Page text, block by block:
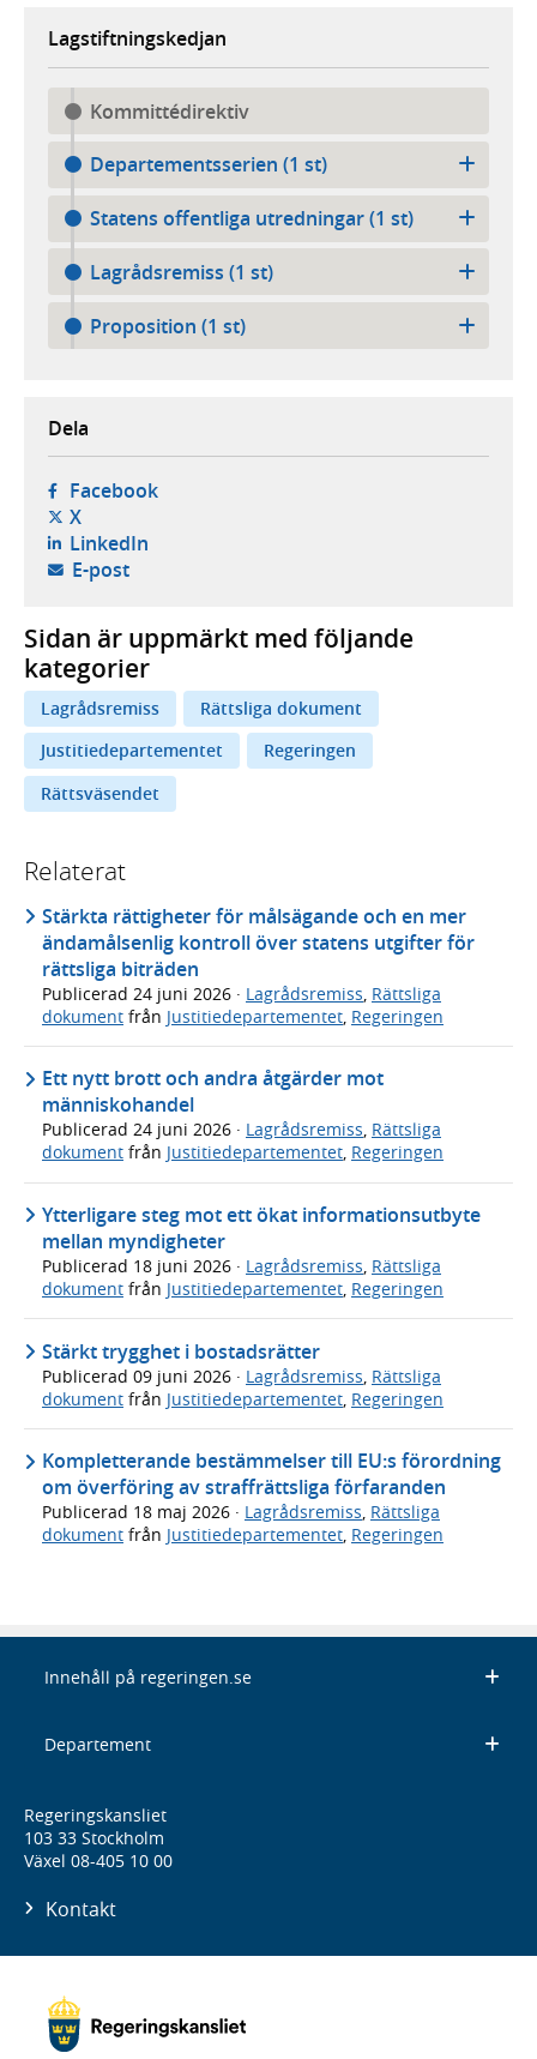
Lagstiftningskedjan
Kommittédirektiv
Departementsserien (1 st)
Statens offentliga utredningar (1 st)
Lagrådsremiss (1 st)
Proposition (1 st)
Dela
Facebook- öppnas i ny flik, extern webbplats,
X- öppnas i ny flik, extern webbplats,
LinkedIn- öppnas i ny flik, extern webbplats,
E-post- öppnar din e-postklient,
Sidan är uppmärkt med följande
kategorier
Lagrådsremiss
Rättsliga dokument
Justitiedepartementet
Regeringen
Rättsväsendet
Relaterat
Stärkta rättigheter för målsägande och en mer
ändamålsenlig kontroll över statens utgifter för
rättsliga biträden
Publicerad 24 juni 2026 · Lagrådsremiss, Rättsliga
dokument från Justitiedepartementet, Regeringen
Ett nytt brott och andra åtgärder mot
människohandel
Publicerad 24 juni 2026 · Lagrådsremiss, Rättsliga
dokument från Justitiedepartementet, Regeringen
Ytterligare steg mot ett ökat informationsutbyte
mellan myndigheter
Publicerad 18 juni 2026 · Lagrådsremiss, Rättsliga
dokument från Justitiedepartementet, Regeringen
Stärkt trygghet i bostadsrätter
Publicerad 09 juni 2026 · Lagrådsremiss Rättsliga
dokument från Justitiedepartementet Regeringen
Kompletterande bestämmelser till EU:s förordning
om överföring av straffrättsliga förfaranden
Publicerad 18 maj 2026 · Lagrådsremiss, Rättsliga
dokument från Justitiedepartementet, Regeringen
Innehåll på regeringen.se
Departement
Regeringskansliet
103 33 Stockholm
Växel 08-405 10 00
Kontakt